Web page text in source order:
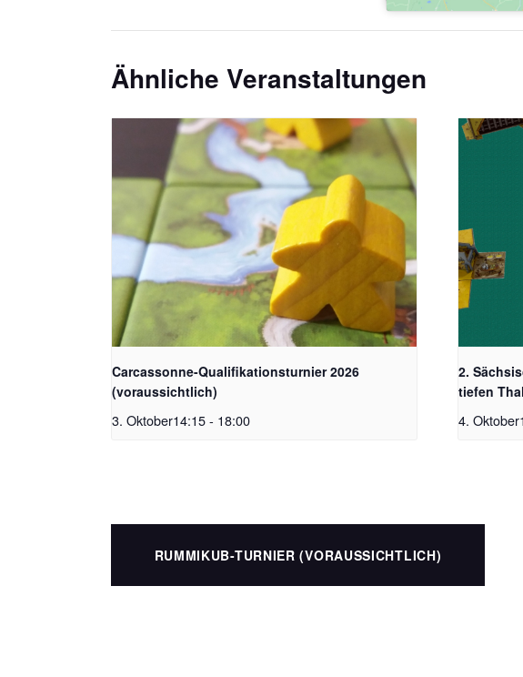
Ähnliche Veranstaltungen
Carcassonne-Qualifikationsturnier 2026
(voraussichtlich)
3. Oktober14:15- 18:00
2.
tiefen
4.
RUMMIKUB-TURNIER (VORAUSSICHTLICH)